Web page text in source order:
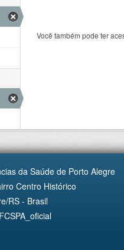
Você também pode ter
da Saúde de Porto Alegre
Centro Histórico
RS - Brasil